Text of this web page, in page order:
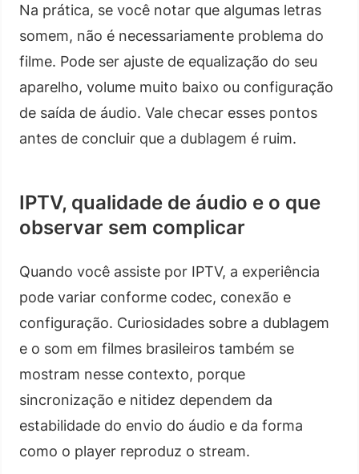
Na prática, se você notar que algumas letras
somem, não é necessariamente problema do
filme. Pode ser ajuste de equalização do seu
aparelho, volume muito baixo ou configuração
de saída de áudio. Vale checar esses pontos
antes de concluir que a dublagem é ruim.
IPTV, qualidade de áudio e o que
observar sem complicar
Quando você assiste por IPTV, a experiência
pode variar conforme codec, conexão e
configuração. Curiosidades sobre a dublagem
e o som em filmes brasileiros também se
mostram nesse contexto, porque
sincronização e nitidez dependem da
estabilidade do envio do áudio e da forma
como o player reproduz o stream.